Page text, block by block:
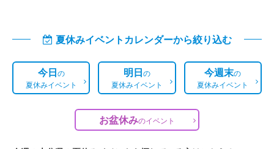
夏休みイベントカレンダーから絞り込む
今日の
夏休みイベント
明日の
夏休みイベント
今週末の
夏休みイベント
お盆休みのイベント